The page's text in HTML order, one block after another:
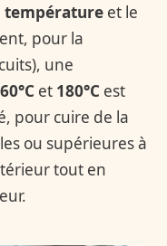
température et le
pour la
une
et 180°C est
pour cuire de la
ou supérieures à
tout en